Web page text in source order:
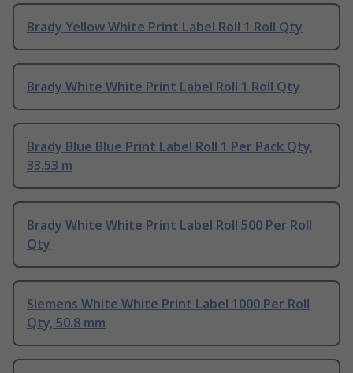
Brady Yellow White Print Label Roll 1 Roll Qty
Brady White White Print Label Roll 1 Roll Qty
Brady Blue Blue Print Label Roll 1 Per Pack Qty,
33.53 m
Brady White White Print Label Roll 500 Per Roll
Qty
Siemens White White Print Label 1000 Per Roll
Qty, 50.8 mm